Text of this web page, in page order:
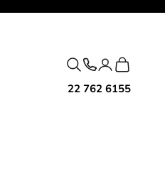
22 762 6155
Pesquisar Carrinho